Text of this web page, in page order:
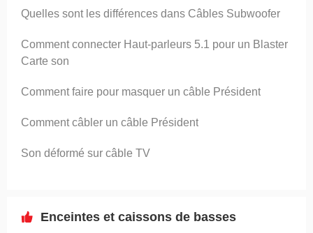
Quelles sont les différences dans Câbles Subwoofer
Comment connecter Haut-parleurs 5.1 pour un Blaster
Carte son
Comment faire pour masquer un câble Président
Comment câbler un câble Président
Son déformé sur câble TV
Enceintes et caissons de basses